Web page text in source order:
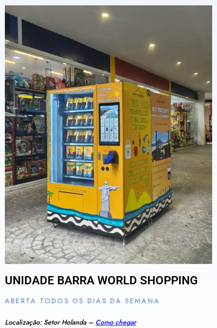
UNIDADE BARRA WORLD SHOPPING
ABERTA TODOS OS DIAS DA SEMANA
Localização: Setor Holanda – Como chegar